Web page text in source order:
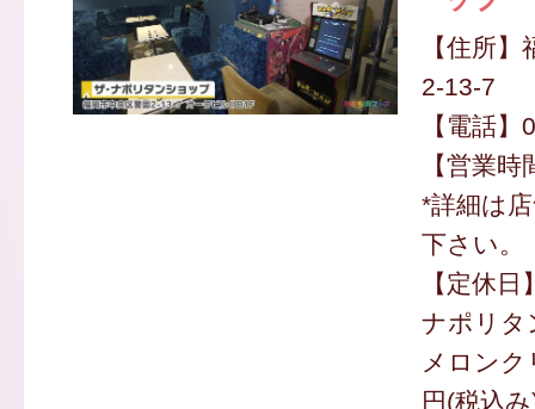
【住所
2-13-7
【電話
【営業
*詳細は
下さい。
【定休日
ナポリタ
メロン
円(税込